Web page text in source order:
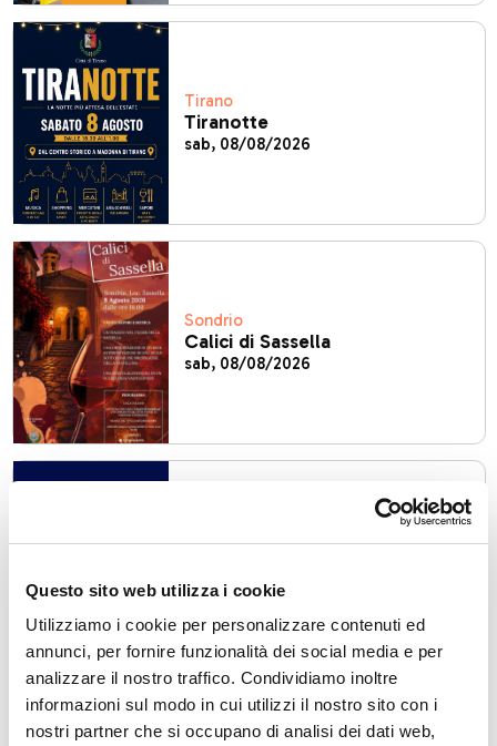
Questo sito web utilizza i cookie
Utilizziamo i cookie per personalizzare contenuti ed
annunci, per fornire funzionalità dei social media e per
analizzare il nostro traffico. Condividiamo inoltre
informazioni sul modo in cui utilizzi il nostro sito con i
nostri partner che si occupano di analisi dei dati web,
Tirano
Tiranotte
sab, 08/08/2026
Sondrio
Calici di Sassella
sab, 08/08/2026
Livigno
lun, 10/08/2026